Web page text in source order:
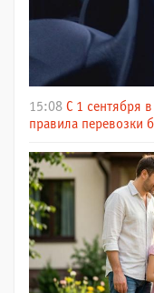
15:08 С 1 сентября
правила перевозки